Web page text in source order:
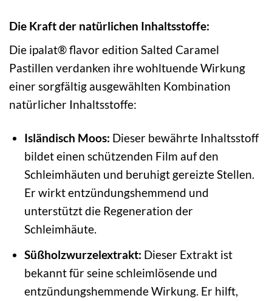
Die Kraft der natürlichen Inhaltsstoffe:
Die ipalat® flavor edition Salted Caramel
Pastillen verdanken ihre wohltuende Wirkung
einer sorgfältig ausgewählten Kombination
natürlicher Inhaltsstoffe:
Isländisch Moos: Dieser bewährte Inhaltsstoff
bildet einen schützenden Film auf den
Schleimhäuten und beruhigt gereizte Stellen.
Er wirkt entzündungshemmend und
unterstützt die Regeneration der
Schleimhäute.
Süßholzwurzelextrakt: Dieser Extrakt ist
bekannt für seine schleimlösende und
entzündungshemmende Wirkung. Er hilft,